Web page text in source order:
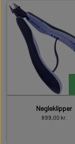
Negleklipper
899,00 kr.